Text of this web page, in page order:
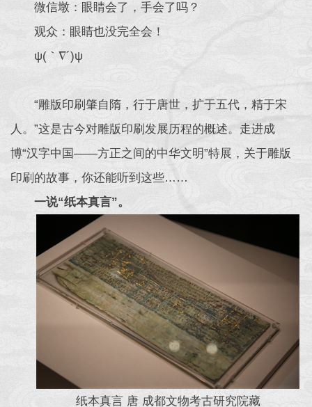
微信墩：眼睛会了，手会了吗？
观众：眼睛也没完全会！
ψ(｀∇´)ψ
“雕版印刷肇自隋，行于唐世，扩于五代，精于宋
人。”这是古今对雕版印刷发展历程的概述。走进成
博“汉字中国——方正之间的中华文明”特展，关于雕版
印刷的故事，你还能听到这些……
一说“纸本真言”。
纸本真言 唐 成都文物考古研究院藏